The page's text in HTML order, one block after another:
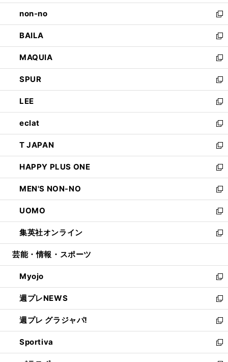
開
く
ウ
で
開
く
し
い
ウ
ィ
ン
ド
ウ
で
開
く
non-no
新
し
い
ウ
ィ
ン
ド
ウ
で
開
く
BAILA
新
し
い
ウ
ィ
ン
ド
ウ
で
開
く
MAQUIA
新
し
い
ウ
ィ
ン
ド
ウ
で
開
く
SPUR
新
し
い
ウ
ィ
ン
ド
ウ
で
開
く
LEE
新
し
い
ウ
ィ
ン
ド
ウ
で
開
く
eclat
新
し
い
ウ
ィ
ン
ド
ウ
で
開
く
T JAPAN
新
し
い
ウ
ィ
ン
ド
ウ
で
開
HAPPY PLUS ONE
新
し
い
ウ
ィ
ン
ド
ウ
開
く
MEN'S NON-NO
新
し
い
ウ
ィ
ン
ウ
で
開
く
UOMO
新
し
い
ウ
ン
ド
ウ
で
開
く
集英社オンライン
新
し
ウ
ィ
ン
ド
ウ
で
開
く
芸能・情報・スポーツ
Myojo
新
し
い
ウ
ィ
ン
ド
ウ
週プレNEWS
新
し
い
ウ
ィ
ン
週プレ グラジャパ!
新
し
い
ウ
Sportiva
新
し